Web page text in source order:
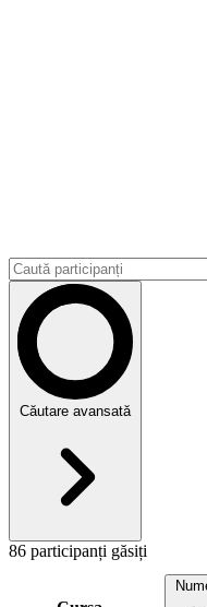
Căutare avansată
86 participanți găsiți